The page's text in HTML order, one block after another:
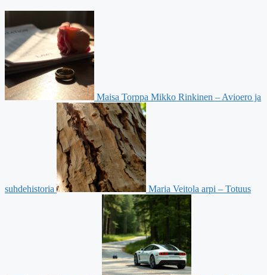
Maisa Torppa Mikko Rinkinen – Avioero ja
suhdehistoria Maria Veitola arpi – Totuus